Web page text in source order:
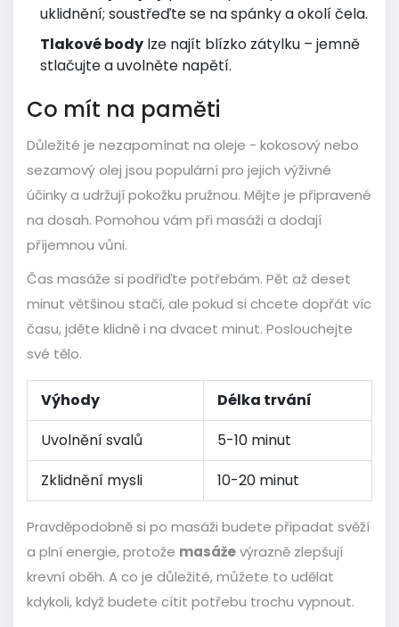
uklidnění; soustřeďte se na spánky a okolí čela.
Tlakové body lze najít blízko zátylku – jemně
stlačujte a uvolněte napětí.
Co mít na paměti
Důležité je nezapomínat na oleje - kokosový nebo
sezamový olej jsou populární pro jejich výživné
účinky a udržují pokožku pružnou. Mějte je připravené
na dosah. Pomohou vám při masáži a dodají
příjemnou vůni.
Čas masáže si podřiďte potřebám. Pět až deset
minut většinou stačí, ale pokud si chcete dopřát víc
času, jděte klidně i na dvacet minut. Poslouchejte
své tělo.
Výhody
Délka trvání
Uvolnění svalů
5-10 minut
Zklidnění mysli
10-20 minut
Pravděpodobně si po masáži budete připadat svěží
a plní energie, protože masáževýrazně zlepšují
krevní oběh. A co je důležité, můžete to udělat
kdykoli, když budete cítit potřebu trochu vypnout.